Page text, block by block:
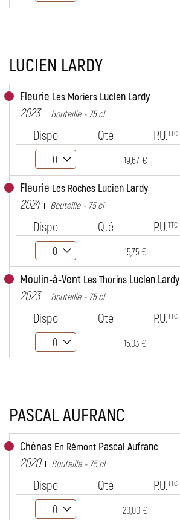
LUCIEN LARDY
Fleurie Les Moriers Lucien Lardy
2023 Bouteille - 75 cl
Dispo Qté P.U.TTC
19,67 €
Fleurie Les Roches Lucien Lardy
2024 Bouteille - 75 cl
Dispo Qté P.U.TTC
15,75 €
Moulin-à-Vent Les Thorins Lucien Lardy
2023 Bouteille - 75 cl
Dispo Qté P.U.TTC
15,03 €
PASCAL AUFRANC
Chénas En Rémont Pascal Aufranc
2020 Bouteille - 75 cl
Dispo Qté P.U.TTC
20,00 €